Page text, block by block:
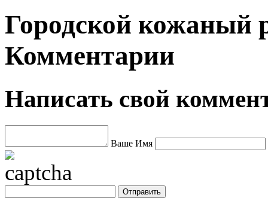
Городской кожаный
Комментарии
Написать свой
Ваше Имя